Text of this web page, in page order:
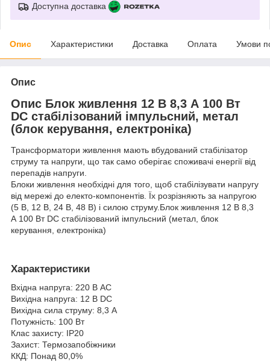
Доступна доставка
Опис Характеристики Доставка Оплата Умови
Опис
Опис Блок живлення 12 В 8,3 А 100 Вт
DC стабілізований імпульсний, метал
(блок керування, електроніка)
Трансформатори живлення мають вбудований стабілізатор
струму та напруги, що так само оберігає споживачі енергії від
перепадів напруги.
Блоки живлення необхідні для того, щоб стабілізувати напругу
від мережі до електо-компонентів. Їх розрізняють за напругою
(5 В, 12 В, 24 В, 48 В) і силою струму.Блок живлення 12 В 8,3
А 100 Вт DC стабілізований імпульсний (метал, блок
керування, електроніка)
Характеристики
Вхідна напруга: 220 В AC
Вихідна напруга: 12 В DC
Вихідна сила струму: 8,3 А
Потужність: 100 Вт
Клас захисту: IP20
Захист: Термозапобіжники
ККД: Понад 80,0%